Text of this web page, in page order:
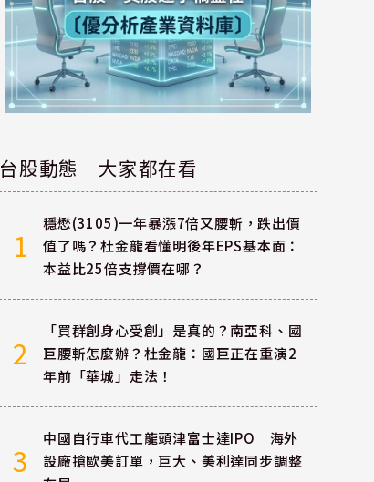
台股動態｜大家都在看
1
穩懋(3105)一年暴漲7倍又腰斬，跌出價
值了嗎？杜金龍看懂明後年EPS基本面：
本益比25倍支撐價在哪？
2
「買群創身心受創」是真的？南亞科、國
巨腰斬怎麼辦？杜金龍：國巨正在重演2
年前「華城」走法！
3
中國自行車代工龍頭津富士達IPO 海外
設廠搶歐美訂單，巨大、美利達同步調整